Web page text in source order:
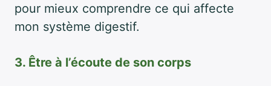
pour mieux comprendre ce qui affecte
mon système digestif.
3. Être à l’écoute de son corps